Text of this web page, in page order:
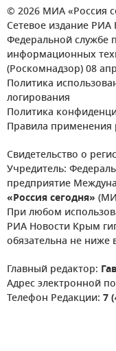
© 2026 МИА «Россия
Сетевое издание РИА
Федеральной службе
информационных
(Роскомнадзор) 08
Политика
логирования
Политика
Правила применения
Свидетельство о
Учредитель:
предприятие
«Россия сегодня»
При любом
РИА Новости Крым
обязательна не ниже
Главный редактор:
Адрес электронной
Телефон Редакции: 7